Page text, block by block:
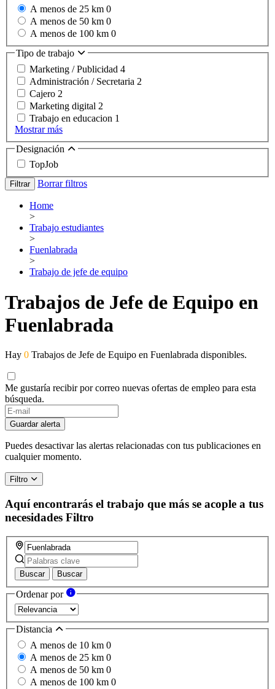
A menos de 25 km 0
A menos de 50 km 0
A menos de 100 km 0
Tipo de trabajo
Marketing / Publicidad 4
Administración / Secretaria 2
Cajero 2
Marketing digital 2
Trabajo en educacion 1
Mostrar más
Designación
TopJob
Filtrar Borrar filtros
Home
>
Trabajo estudiantes
>
Fuenlabrada
>
Trabajo de jefe de equipo
Trabajos de Jefe de Equipo en
Fuenlabrada
Hay 0 Trabajos de Jefe de Equipo en Fuenlabrada disponibles.
Me gustaría recibir por correo nuevas ofertas de empleo para esta
búsqueda.
Guardar alerta
Puedes desactivar las alertas relacionadas con tus publicaciones en
cualquier momento.
Filtro
Aquí encontrarás el trabajo que más se acople a tus
necesidades Filtro
Buscar Buscar
Ordenar por
Distancia
A menos de 10 km 0
A menos de 25 km 0
A menos de 50 km 0
A menos de 100 km 0